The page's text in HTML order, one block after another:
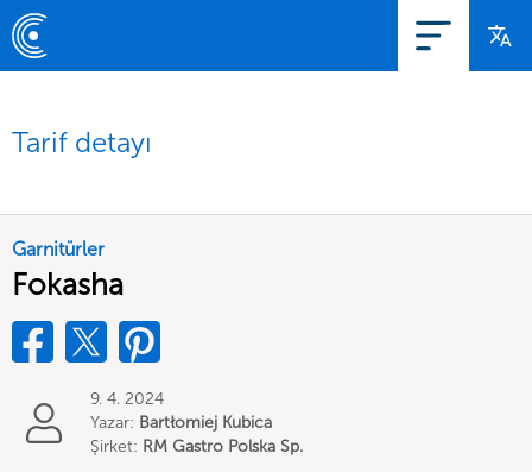
Tarif detayı
Garnitürler
Fokasha
9. 4. 2024
Yazar: Bartłomiej Kubica
Şirket: RM Gastro Polska Sp.